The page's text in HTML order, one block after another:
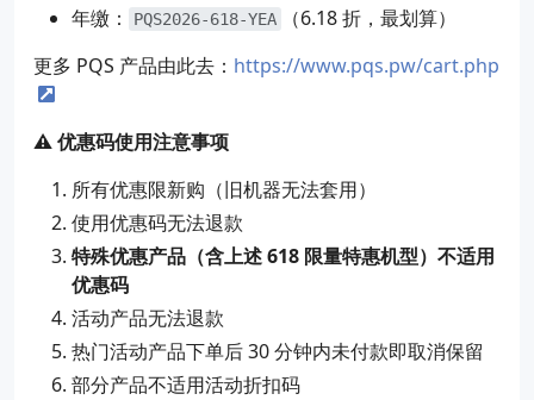
年缴：
PQS2026-618-YEA
（6.18 折，最划算）
更多 PQS 产品由此去： https://www.pqs.pw/cart.php
⚠️ 优惠码使用注意事项
所有优惠限新购（旧机器无法套用）
使用优惠码无法退款
特殊优惠产品（含上述 618 限量特惠机型）不适用
优惠码
活动产品无法退款
热门活动产品下单后 30 分钟内未付款即取消保留
部分产品不适用活动折扣码